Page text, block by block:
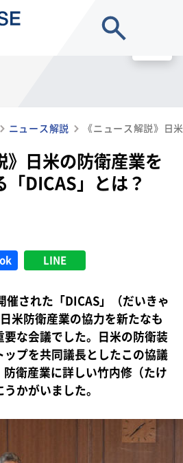
ニュース解説
》日米の防衛産業を
DICAS」とは？
LINE
された「DICAS」（だいきゃ
米防衛産業の協力を新たなも
な会議でした。日米の防衛装
プを共同議長としたこの協議
防衛産業に詳しい竹内修（たけ
かがいました。